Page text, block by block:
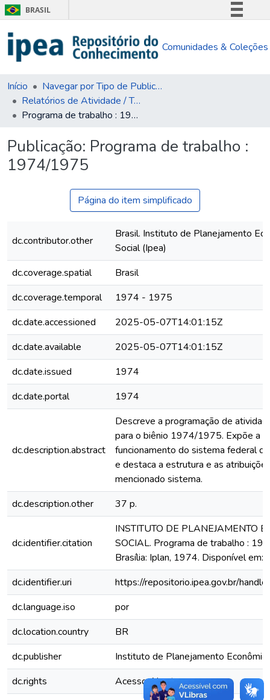
BRASIL
Comunica BR
Acesso à informação
Comunidades & Coleções
Início
Navegar por Tipo de Publicação
Relatórios de Atividade / Técnicos
Programa de trabalho : 1974/1975
Publicação: Programa de trabalho :
1974/1975
Página do item simplificado
dc.contributor.other
Brasil. Instituto de Planejamento
Social (Ipea)
dc.coverage.spatial
Brasil
dc.coverage.temporal
1974 - 1975
dc.date.accessioned
2025-05-07T14:01:15Z
dc.date.available
2025-05-07T14:01:15Z
dc.date.issued
1974
dc.date.portal
1974
dc.description.abstract
Descreve a programação de
para o biênio 1974/1975. Expõe a
funcionamento do sistema federal
e destaca a estrutura e as
mencionado sistema.
dc.description.other
37 p.
dc.identifier.citation
INSTITUTO DE PLANEJAMENTO
SOCIAL. Programa de trabalho :
Brasília: Iplan, 1974. Disponível em:
dc.identifier.uri
https://repositorio.ipea.gov.br/
dc.language.iso
por
dc.location.country
BR
dc.publisher
Instituto de Planejamento
dc.rights
Acesso Aberto